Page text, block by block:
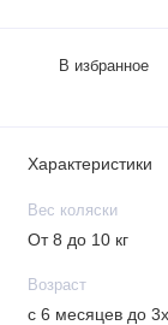
В избранное
Характеристики
Вес коляски
От 8 до 10 кг
Возраст
с 6 месяцев до